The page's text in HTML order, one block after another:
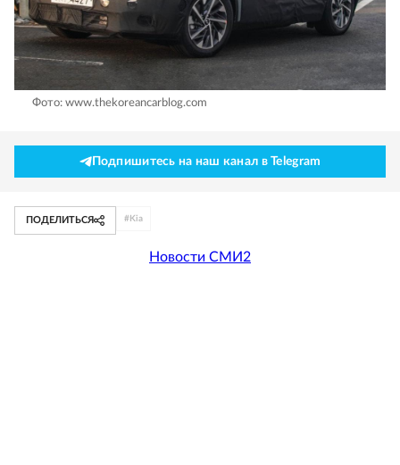
Фото: www.thekoreancarblog.com
Подпишитесь на наш канал в Telegram
ПОДЕЛИТЬСЯ # Kia
Новости СМИ2